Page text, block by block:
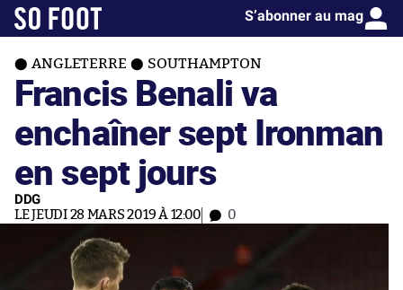
S’abonner au mag
ANGLETERRE SOUTHAMPTON
Francis Benali va
enchaîner sept Ironman
en sept jours
DDG
LE JEUDI 28 MARS 2019 À 12:00 0